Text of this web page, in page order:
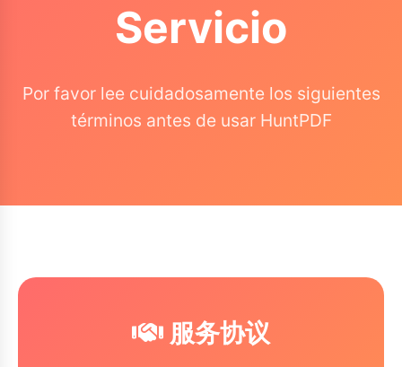
Servicio
Por favor lee cuidadosamente los siguientes
términos antes de usar HuntPDF
服务协议